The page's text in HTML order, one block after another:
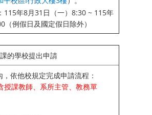
115年8月31日（一）8:30 ~ 115年
例假日及國定假日除外）
的學校提出申請
依他校規定完成申請流程：
授課教師、系所主管、教務單